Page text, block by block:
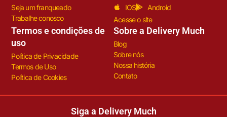
Seja um franqueado
Trabalhe conosco
IOS
Android
Acesse o site
Termos e condições de
uso
Política de Privacidade
Termos de Uso
Política de Cookies
Sobre a Delivery Much
Blog
Sobre nós
Nossa história
Contato
Siga a Delivery Much